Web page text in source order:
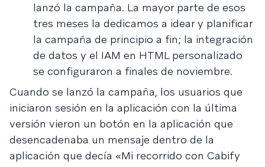
lanzó la campaña. La mayor parte de esos
tres meses la dedicamos a idear y planificar
la campaña de principio a fin; la integración
de datos y el IAM en HTML personalizado
se configuraron a finales de noviembre.
Cuando se lanzó la campaña, los usuarios que
iniciaron sesión en la aplicación con la última
versión vieron un botón en la aplicación que
desencadenaba un mensaje dentro de la
aplicación que decía «Mi recorrido con Cabify